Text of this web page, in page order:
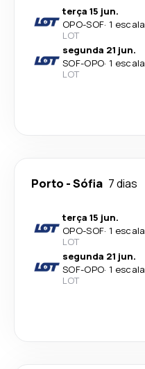
terça 15 jun.
OPO-SOF· 1 escala
LOT
segunda 21 jun.
SOF-OPO· 1 escala
LOT
Porto -Sófia 7 dias
terça 15 jun.
OPO-SOF· 1 escala
LOT
segunda 21 jun.
SOF-OPO· 1 escala
LOT